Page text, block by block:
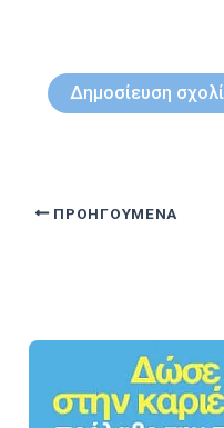
ΠΡΟΗΓΟΎΜΕΝΑ